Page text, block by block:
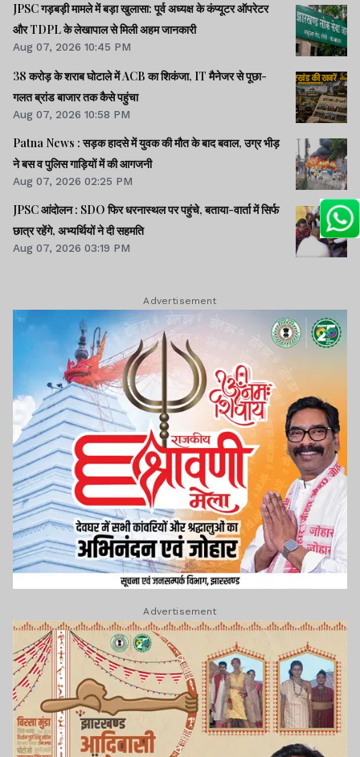
JPSC गड़बड़ी मामले में बड़ा खुलासा: पूर्व अध्यक्ष के कंप्यूटर ऑपरेटर
और TDPL के लेखापाल से मिली अहम जानकारी
Aug 07, 2026 10:45 PM
38 करोड़ के शराब घोटाले में ACB का शिकंजा, IT मैनेजर से पूछा-
गलत ब्रांड बाजार तक कैसे पहुंचा
Aug 07, 2026 10:58 PM
Patna News : सड़क हादसे में युवक की मौत के बाद बवाल, उग्र भीड़
ने बस व पुलिस गाड़ियों में की आगजनी
Aug 07, 2026 02:25 PM
JPSC आंदोलन : SDO फिर धरनास्थल पर पहुंचे, बताया-वार्ता में सिर्फ
छात्र रहेंगे, अभ्यर्थियों ने दी सहमति
Aug 07, 2026 03:19 PM
Advertisement
Advertisement